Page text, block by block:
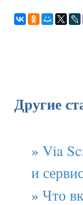
Другие
» Via
и
» Что